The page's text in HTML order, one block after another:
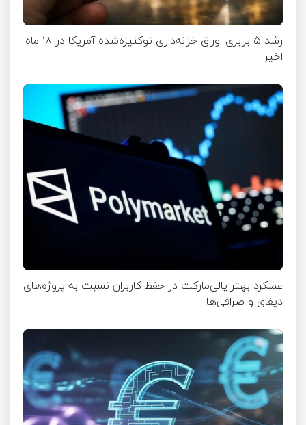
رشد ۵ برابری اوراق خزانه‌داری توکنیزه‌شده آمریکا در ۱۸ ماه
اخیر
عملکرد بهتر پالی‌مارکت در حفظ کاربران نسبت به پروژه‌های
دیفای و صرافی‌ها